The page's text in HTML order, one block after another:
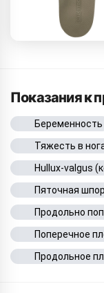
Показания к
Беременность
Тяжесть в
Hullux-valgus
Пяточная
Продольно
Поперечное
Продольное